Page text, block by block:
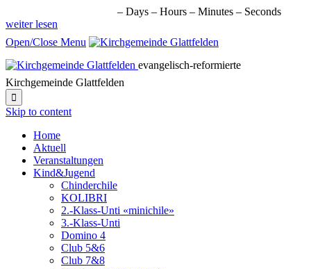
– Days – Hours – Minutes – Seconds
weiter lesen
Open/Close Menu
evangelisch-reformierte
Kirchgemeinde Glattfelden

Skip to content
Home
Aktuell
Veranstaltungen
Kind&Jugend
Chinderchile
KOLIBRI
2.-Klass-Unti «minichile»
3.-Klass-Unti
Domino 4
Club 5&6
Club 7&8